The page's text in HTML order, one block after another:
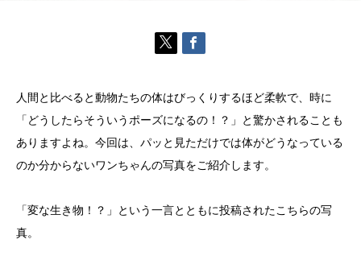
人間と比べると動物たちの体はびっくりするほど柔軟で、時に
「どうしたらそういうポーズになるの！？」と驚かされることも
ありますよね。今回は、パッと見ただけでは体がどうなっている
のか分からないワンちゃんの写真をご紹介します。
「変な生き物！？」という一言とともに投稿されたこちらの写
真。